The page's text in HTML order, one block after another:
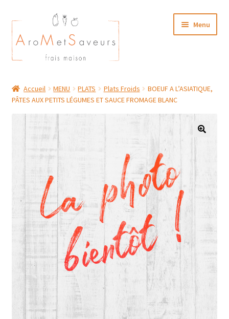
Aller
à
la
navigation
Aller
au
contenu
Menu
Plat du Jour/ Menu Week end
NOS BOUTIQUES
MON COMPTE
Accueil MENU PLATS Plats Froids
BOEUF A L’ASIATIQUE,
PÂTES AUX PETITS LÉGUMES ET SAUCE FROMAGE BLANC